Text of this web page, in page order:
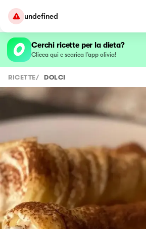
undefined
Cerchi ricette per la dieta?
Clicca qui e scarica l’app olivia!
RICETTE/ DOLCI